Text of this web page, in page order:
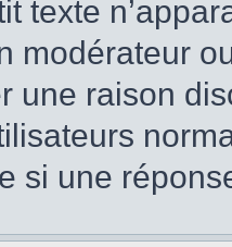
texte
modérateur
une raison
si une